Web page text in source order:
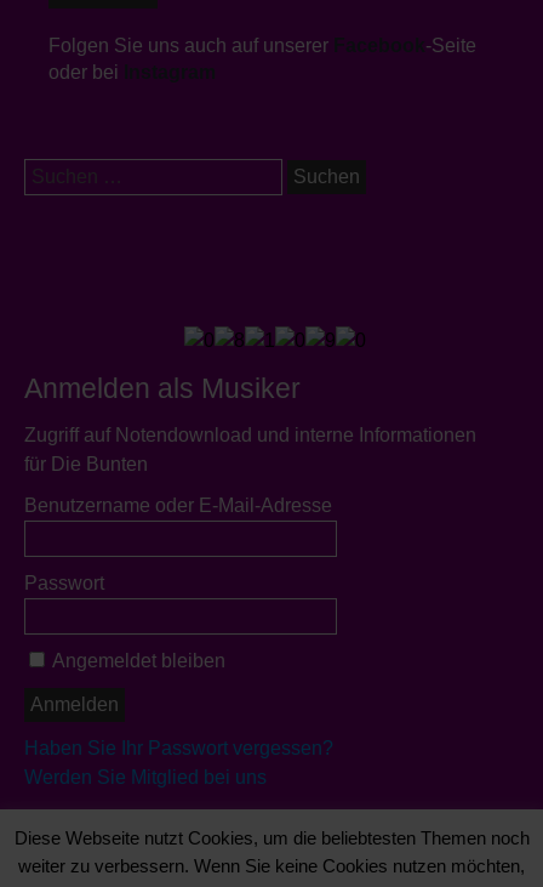
Würth hat uns auch noch einige Bilder zur
Folgen Sie uns auch auf unserer
-Seite
oder bei
Suchen
nach:
Anmelden als Musiker
Zugriff auf Notendownload und interne Informationen
für Die Bunten
Benutzername oder E-Mail-Adresse
Passwort
Angemeldet bleiben
Haben Sie Ihr Passwort vergessen?
Werden Sie Mitglied bei uns
Es sind schon 29 Musiker registriert
Diese Webseite nutzt Cookies, um die beliebtesten Themen noch
weiter zu verbessern. Wenn Sie keine Cookies nutzen möchten,